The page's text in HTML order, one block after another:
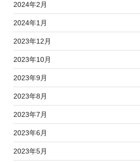
2024年2月
2024年1月
2023年12月
2023年10月
2023年9月
2023年8月
2023年7月
2023年6月
2023年5月